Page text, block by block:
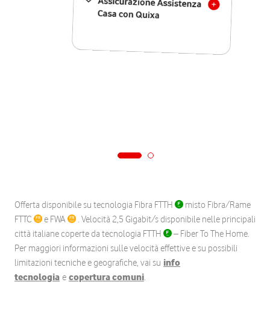
Casa con Quixa
Offerta disponibile su tecnologia Fibra FTTH
misto Fibra/Rame
FTTC
e FWA
. Velocità 2,5 Gigabit/s disponibile nelle principali
città italiane coperte da tecnologia FTTH
– Fiber To The Home.
Per maggiori informazioni sulle velocità effettive e su possibili
limitazioni tecniche e geografiche, vai su info
tecnologia e copertura comuni.